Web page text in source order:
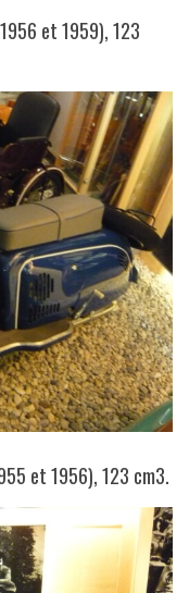
et 1959), 123
et 1956), 123 cm3.